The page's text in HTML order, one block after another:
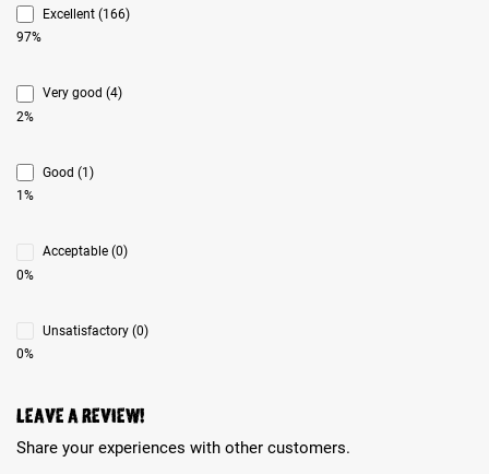
Excellent (166)
97%
Very good (4)
2%
Good (1)
1%
Acceptable (0)
0%
Unsatisfactory (0)
0%
Leave a review!
Share your experiences with other customers.